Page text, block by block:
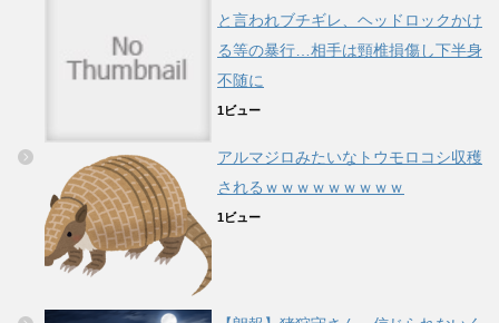
と言われブチギレ、ヘッドロックかけ
る等の暴行…相手は頸椎損傷し下半身
不随に
1ビュー
アルマジロみたいなトウモロコシ収穫
されるｗｗｗｗｗｗｗｗｗ
1ビュー